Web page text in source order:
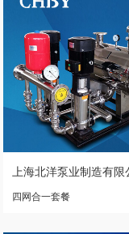
上海北洋泵业制造有限
四网合一套餐